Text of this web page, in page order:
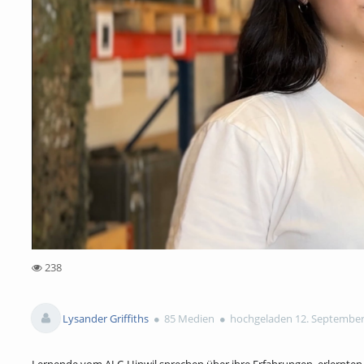
238
Lysander Griffiths
85 Medien hochgeladen 12.